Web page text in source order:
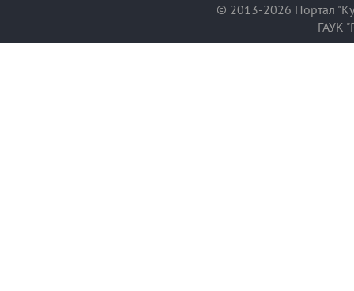
© 2013-2026 Портал
ГАУК